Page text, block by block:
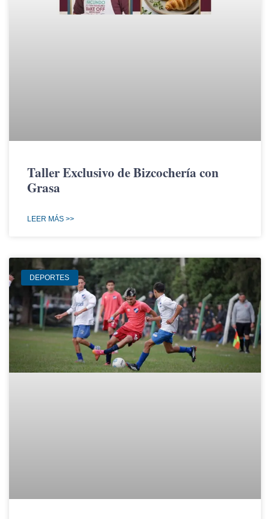
Taller Exclusivo de Bizcochería con
Grasa
LEER MÁS >>
DEPORTES